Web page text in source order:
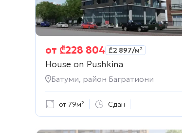
от ₾228 804 ₾2 897/м²
House on Pushkina
Батуми, район Багратиони
от 79м² Сдан